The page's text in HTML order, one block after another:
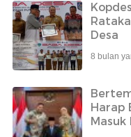
Desa
8 bulan
Harap
Masuk